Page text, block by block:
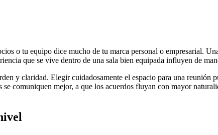
o tu equipo dice mucho de tu marca personal o empresarial.
que se vive dentro de una sala bien equipada influyen de
y claridad. Elegir cuidadosamente el espacio para una reunión
comuniquen mejor, a que los acuerdos fluyan con mayor